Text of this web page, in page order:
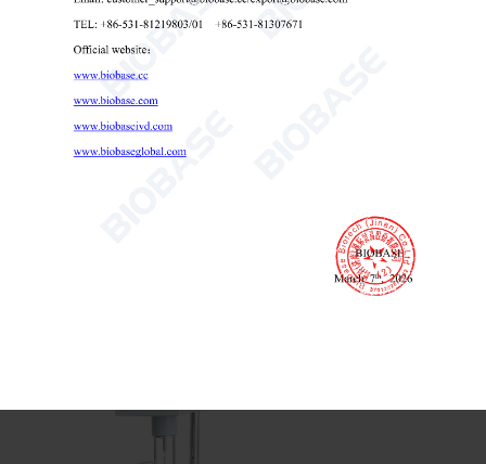
Viscosímetro digital serie BDV-S BDV-N
viscosímetro digital
Send Email Detalles